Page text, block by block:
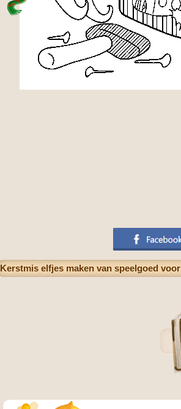
Kerstmis elfjes maken van speelgoed